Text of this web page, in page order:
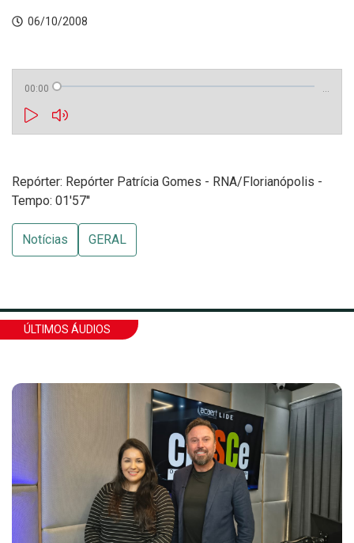
06/10/2008
00:00 …
Repórter: Repórter Patrícia Gomes - RNA/Florianópolis -
Tempo: 01'57''
Notícias GERAL
ÚLTIMOS ÁUDIOS